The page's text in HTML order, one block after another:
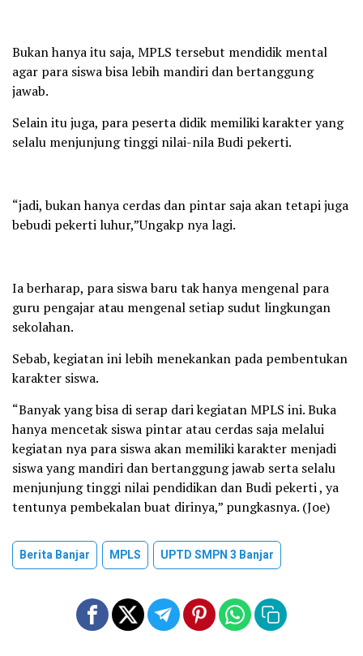
Bukan hanya itu saja, MPLS tersebut mendidik mental
agar para siswa bisa lebih mandiri dan bertanggung
jawab.
Selain itu juga, para peserta didik memiliki karakter yang
selalu menjunjung tinggi nilai-nila Budi pekerti.
“jadi, bukan hanya cerdas dan pintar saja akan tetapi juga
bebudi pekerti luhur,”Ungakp nya lagi.
Ia berharap, para siswa baru tak hanya mengenal para
guru pengajar atau mengenal setiap sudut lingkungan
sekolahan.
Sebab, kegiatan ini lebih menekankan pada pembentukan
karakter siswa.
“Banyak yang bisa di serap dari kegiatan MPLS ini. Buka
hanya mencetak siswa pintar atau cerdas saja melalui
kegiatan nya para siswa akan memiliki karakter menjadi
siswa yang mandiri dan bertanggung jawab serta selalu
menjunjung tinggi nilai pendidikan dan Budi pekerti , ya
tentunya pembekalan buat dirinya,” pungkasnya. (Joe)
Berita Banjar MPLS UPTD SMPN 3 Banjar